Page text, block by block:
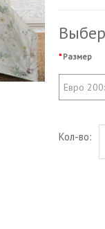
Размер
Евро
Кол-во: